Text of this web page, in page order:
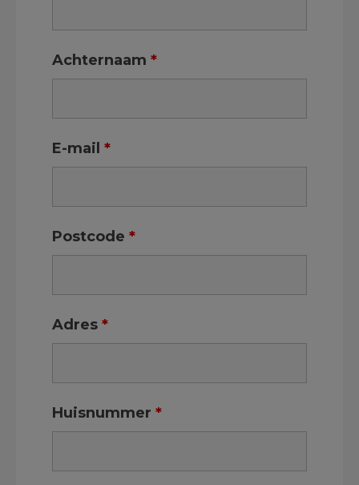
Achternaam *
E-mail *
Postcode *
Adres *
Huisnummer *